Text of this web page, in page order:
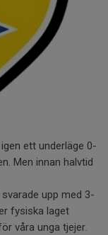
ett underläge 0-
Men innan halvtid
upp med 3-
fysiska laget
våra unga tjejer.